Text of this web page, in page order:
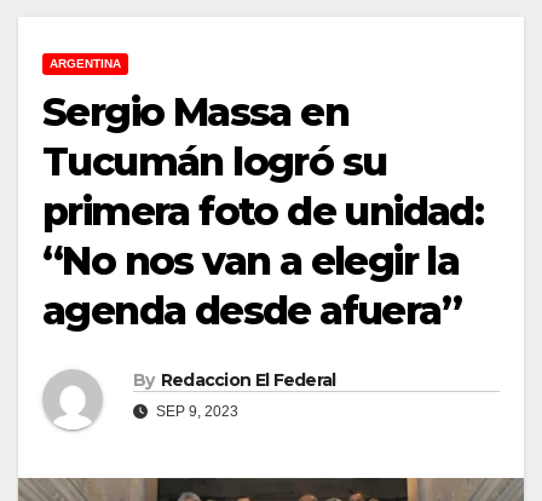
ARGENTINA
Sergio Massa en
Tucumán logró su
primera foto de unidad:
“No nos van a elegir la
agenda desde afuera”
By Redaccion El Federal
SEP 9, 2023